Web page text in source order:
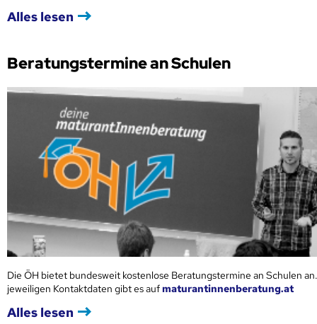
Alles lesen
Beratungstermine an Schulen
Die ÖH bietet bundesweit kostenlose Beratungstermine an Schulen
jeweiligen Kontaktdaten gibt es aufmaturantinnenberatung.at
Alles lesen